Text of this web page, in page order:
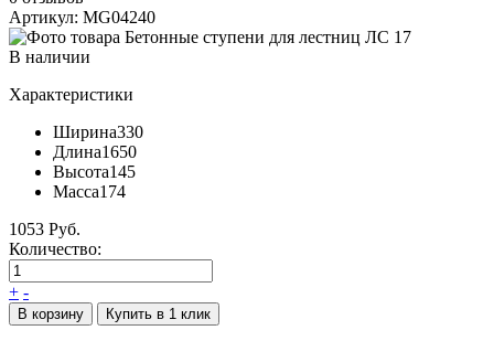
Артикул: MG04240
В наличии
Характеристики
Ширина330
Длина1650
Высота145
Масса174
1053 Руб.
Количество:
+ -
В корзину Купить в 1 клик